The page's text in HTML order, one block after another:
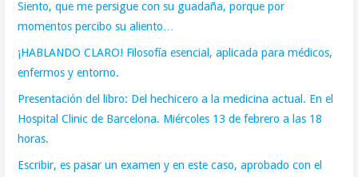
Siento, que me persigue con su guadaña, porque por
momentos percibo su aliento…
¡HABLANDO CLARO! Filosofía esencial, aplicada para médicos,
enfermos y entorno.
Presentación del libro: Del hechicero a la medicina actual. En el
Hospital Clinic de Barcelona. Miércoles 13 de febrero a las 18
horas.
Escribir, es pasar un examen y en este caso, aprobado con el